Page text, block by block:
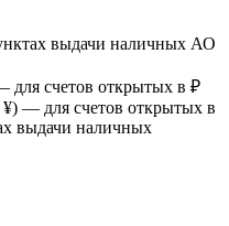
выдачи наличных АО
счетов открытых в ₽
— для счетов открытых в
выдачи наличных